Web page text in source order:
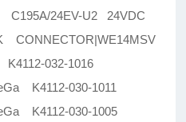
24EV-U2 24VDC
CONNECTOR|WE14MSV
032-1016
K4112-030-1011
K4112-030-1005